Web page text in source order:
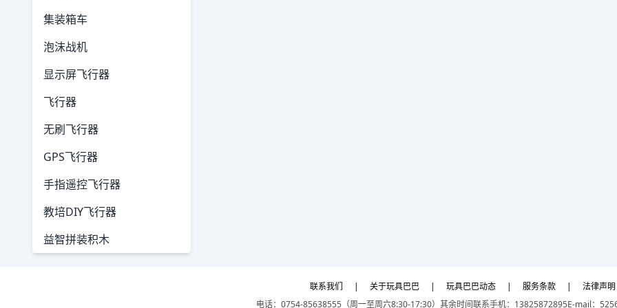
集装箱车
泡沫战机
显示屏飞行器
飞行器
无刷飞行器
GPS飞行器
手指遥控飞行器
教培DIY飞行器
益智拼装积木
联系我们 | 关于玩具巴巴 | 玩具巴巴动态 | 服务条款 |
法律声明
电话：0754-85638555（周一至周六8:30-17:30） 其余时间联系手机：13825872895E-mail：